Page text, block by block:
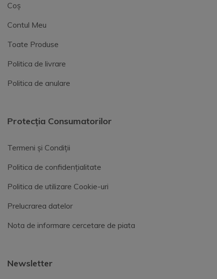
Coș
Contul Meu
Toate Produse
Politica de livrare
Politica de anulare
Protecția Consumatorilor
Termeni și Condiții
Politica de confidențialitate
Politica de utilizare Cookie-uri
Prelucrarea datelor
Nota de informare cercetare de piata
Newsletter